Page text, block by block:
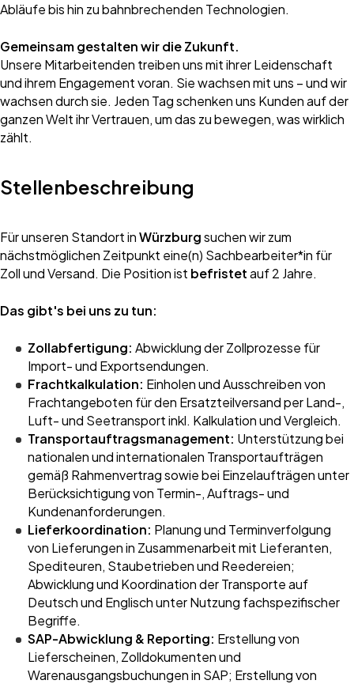
Abläufe bis hin zu bahnbrechenden Technologien.
Gemeinsam gestalten wir die Zukunft.
Unsere Mitarbeitenden treiben uns mit ihrer Leidenschaft
und ihrem Engagement voran. Sie wachsen mit uns – und wir
wachsen durch sie. Jeden Tag schenken uns Kunden auf der
ganzen Welt ihr Vertrauen, um das zu bewegen, was wirklich
zählt.
Stellenbeschreibung
Für unseren Standort inWürzburgsuchen wir zum
nächstmöglichen Zeitpunkt eine(n) Sachbearbeiter*in für
Zoll und Versand. Die Position ist befristetauf 2 Jahre.
Das gibt's bei uns zu tun:
Zollabfertigung: Abwicklung der Zollprozesse für
Import- und Exportsendungen.
Frachtkalkulation: Einholen und Ausschreiben von
Frachtangeboten für den Ersatzteilversand per Land-,
Luft- und Seetransport inkl. Kalkulation und Vergleich.
Transportauftragsmanagement: Unterstützung bei
nationalen und internationalen Transportaufträgen
gemäß Rahmenvertrag sowie bei Einzelaufträgen unter
Berücksichtigung von Termin-, Auftrags- und
Kundenanforderungen.
Lieferkoordination: Planung und Terminverfolgung
von Lieferungen in Zusammenarbeit mit Lieferanten,
Spediteuren, Staubetrieben und Reedereien;
Abwicklung und Koordination der Transporte auf
Deutsch und Englisch unter Nutzung fachspezifischer
Begriffe.
SAP-Abwicklung & Reporting: Erstellung von
Lieferscheinen, Zolldokumenten und
Warenausgangsbuchungen in SAP; Erstellung von